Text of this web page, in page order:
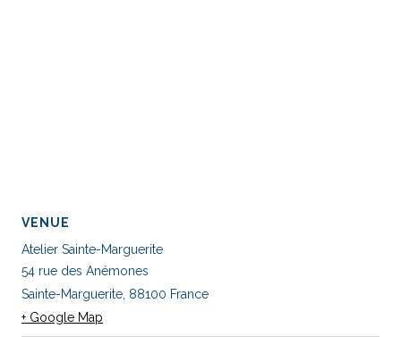
VENUE
Atelier Sainte-Marguerite
54 rue des Anémones
Sainte-Marguerite, 88100 France
+ Google Map